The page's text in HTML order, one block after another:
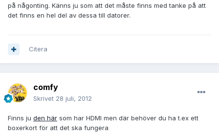
på någonting. Känns ju som att det måste finns med tanke på att
det finns en hel del av dessa till datorer.
Citera
comfy
Skrivet 28 juli, 2012
Finns ju den här som har HDMI men där behöver du ha t.ex ett
boxerkort för att det ska fungera